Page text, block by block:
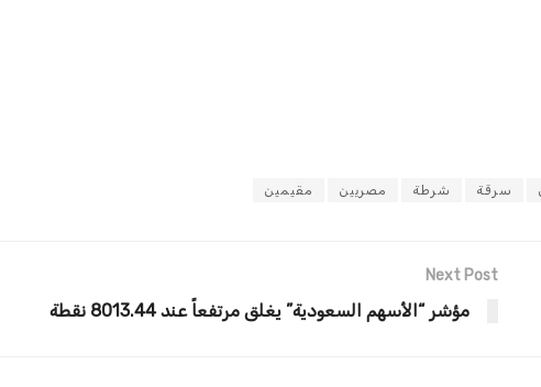
سرقة شرطة مصريين مقيمين
Next Post
مؤشر “الأسهم السعودية” يغلق مرتفعاً عند 8013.44 نقطة